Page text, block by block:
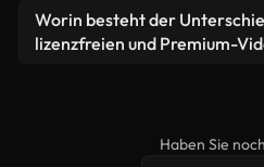
weiterverbreiten.
Videomaterial.
Ja. Sie dürfen unsere
bearbeiten oder neu
Worin besteht der
lizenzfreien und Premium-
erweiterten Lizenzschutz
Haben Sie